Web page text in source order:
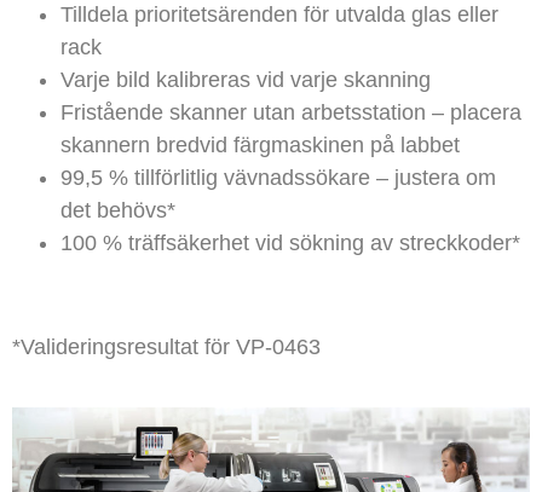
Tilldela prioritetsärenden för utvalda glas eller
rack
Varje bild kalibreras vid varje skanning
Fristående skanner utan arbetsstation – placera
skannern bredvid färgmaskinen på labbet
99,5 % tillförlitlig vävnadssökare – justera om
det behövs*
100 % träffsäkerhet vid sökning av streckkoder*
*Valideringsresultat för VP-0463